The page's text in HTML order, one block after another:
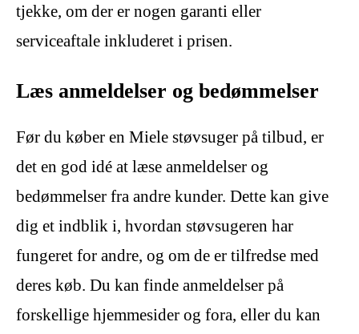
tjekke, om der er nogen garanti eller
serviceaftale inkluderet i prisen.
Læs anmeldelser og bedømmelser
Før du køber en Miele støvsuger på tilbud, er
det en god idé at læse anmeldelser og
bedømmelser fra andre kunder. Dette kan give
dig et indblik i, hvordan støvsugeren har
fungeret for andre, og om de er tilfredse med
deres køb. Du kan finde anmeldelser på
forskellige hjemmesider og fora, eller du kan